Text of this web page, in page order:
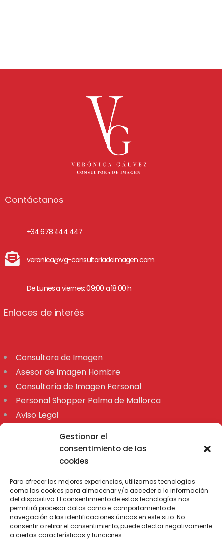
Gestionar el
consentimiento de las
cookies
Para ofrecer las mejores experiencias, utilizamos tecnologías
como las cookies para almacenar y/o acceder a la información
del dispositivo. El consentimiento de estas tecnologías nos
permitirá procesar datos como el comportamiento de
navegación o las identificaciones únicas en este sitio. No
consentir o retirar el consentimiento, puede afectar negativamente
a ciertas características y funciones.
Contáctanos
+34 678 444 447
veronica@vg-consultoriadeimagen.com
De Lunes a viernes: 09:00 a 18:00 h
Enlaces de interés
Consultora de Imagen
Asesor de Imagen Hombre
Consultoría de Imagen Personal
Personal Shopper Palma de Mallorca
Aviso Legal